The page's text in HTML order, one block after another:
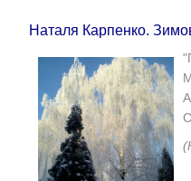
Наталя Карпенко.
"